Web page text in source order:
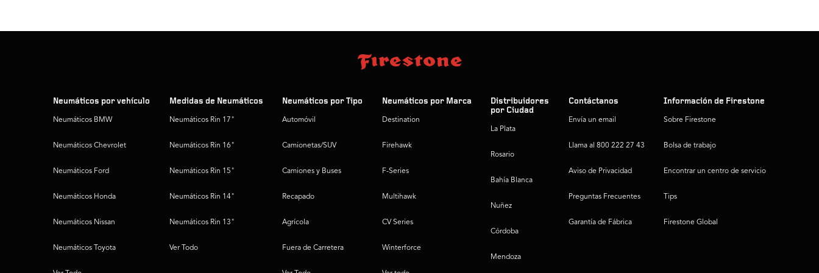
Neumáticos por vehículo
Neumáticos BMW
Neumáticos Chevrolet
Neumáticos Ford
Neumáticos Honda
Neumáticos Nissan
Neumáticos Toyota
Medidas de Neumáticos
Neumáticos Rin 17"
Neumáticos Rin 16"
Neumáticos Rin 15"
Neumáticos Rin 14"
Neumáticos Rin 13"
Ver Todo
Neumáticos por Tipo
Automóvil
Camionetas/SUV
Camiones y Buses
Recapado
Agrícola
Fuera de Carretera
Neumáticos por Marca
Destination
Firehawk
F-Series
Multihawk
CV Series
Winterforce
Distribuidores
por Ciudad
La Plata
Rosario
Bahía Blanca
Nuñez
Córdoba
Mendoza
Contáctanos
Envía un email
Llama al 800 222 27 43
Aviso de Privacidad
Preguntas Frecuentes
Garantía de Fábrica
Información de Firestone
Sobre Firestone
Bolsa de trabajo
Encontrar un centro de servicio
Tips
Firestone Global